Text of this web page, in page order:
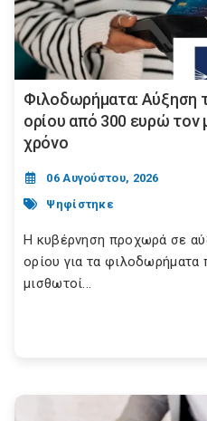
Φιλοδωρήματα: Αύξηση
ορίου από 300 ευρώ τον
χρόνο
06 Αυγούστου, 2026
Ψηφίστηκε
Η κυβέρνηση προχωρά σε
ορίου για τα φιλοδωρήματα
μισθωτοί...